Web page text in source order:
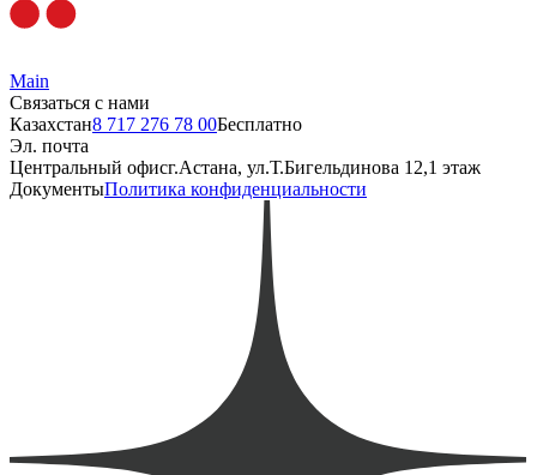
Main
Связаться с нами
Казахстан8 717 276 78 00Бесплатно
Эл. почта
Центральный офисг.Астана, ул.Т.Бигельдинова 12,1 этаж
ДокументыПолитика конфиденциальности